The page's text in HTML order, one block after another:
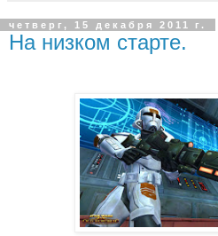
четверг, 15 декабря 2011 г.
На низком старте.